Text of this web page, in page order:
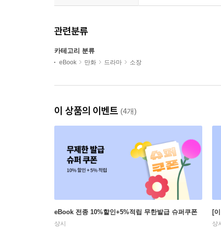
관련분류
카테고리 분류
eBook 만화 드라마 소장
이 상품의 이벤트 (4개)
eBook 전종 10%할인+5%적립 무한발급 슈퍼쿠폰
상시
[
상